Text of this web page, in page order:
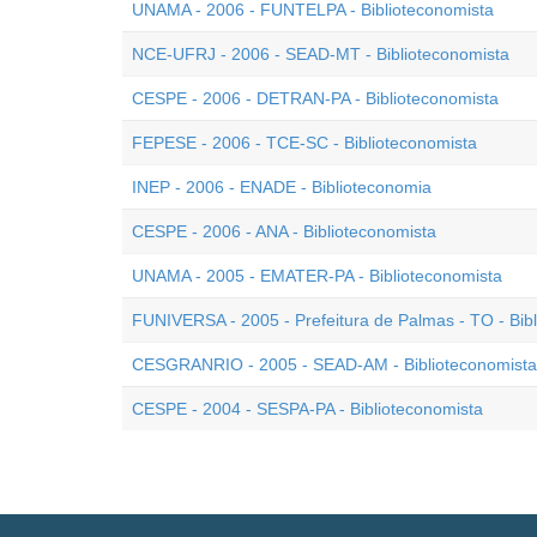
UNAMA - 2006 - FUNTELPA - Biblioteconomista
NCE-UFRJ - 2006 - SEAD-MT - Biblioteconomista
CESPE - 2006 - DETRAN-PA - Biblioteconomista
FEPESE - 2006 - TCE-SC - Biblioteconomista
INEP - 2006 - ENADE - Biblioteconomia
CESPE - 2006 - ANA - Biblioteconomista
UNAMA - 2005 - EMATER-PA - Biblioteconomista
FUNIVERSA - 2005 - Prefeitura de Palmas - TO -
CESGRANRIO - 2005 - SEAD-AM - Biblioteconomista
CESPE - 2004 - SESPA-PA - Biblioteconomista